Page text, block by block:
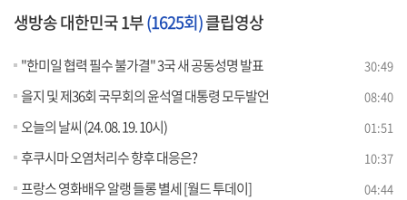
생방송 대한민국 1부(1625회)클립영상
"한미일 협력 필수 불가결" 3국 새 공동성명 발표 30:49
을지 및 제36회 국무회의 윤석열 대통령 모두발언 08:40
오늘의 날씨 (24. 08. 19. 10시) 01:51
후쿠시마 오염처리수 향후 대응은? 10:37
프랑스 영화배우 알랭 들롱 별세 [월드 투데이] 04:44